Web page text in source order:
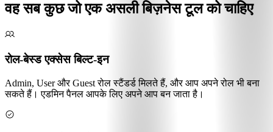
वह सब कुछ जो एक असली बिज़नेस टूल को चाहिए
रोल-बेस्ड एक्सेस बिल्ट-इन
Admin, User और Guest रोल स्टैंडर्ड मिलते हैं, और आप अपने रोल भी बना
सकते हैं। एडमिन पैनल आपके लिए अपने आप बन जाता है।